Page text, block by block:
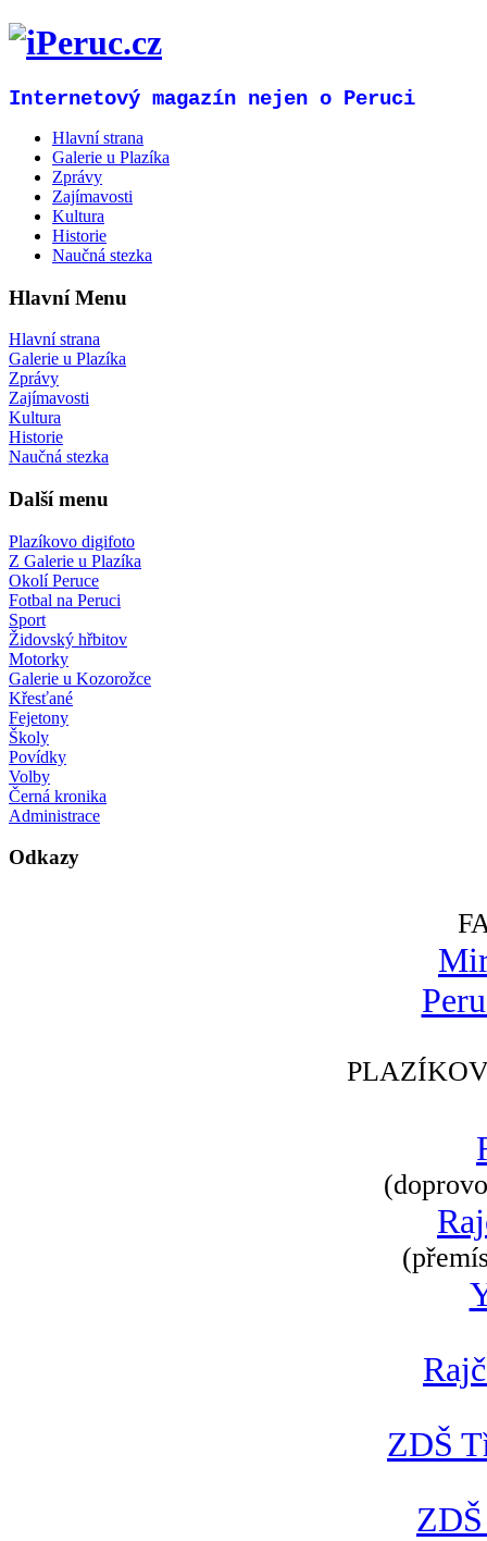
Internetový magazín nejen o Peruci
Hlavní strana
Galerie u Plazíka
Zprávy
Zajímavosti
Kultura
Historie
Naučná stezka
Hlavní Menu
Hlavní strana
Galerie u Plazíka
Zprávy
Zajímavosti
Kultura
Historie
Naučná stezka
Další menu
Plazíkovo digifoto
Z Galerie u Plazíka
Okolí Peruce
Fotbal na Peruci
Sport
Židovský hřbitov
Motorky
Galerie u Kozorožce
Křesťané
Fejetony
Školy
Povídky
Volby
Černá kronika
Administrace
Odkazy
ZDŠ